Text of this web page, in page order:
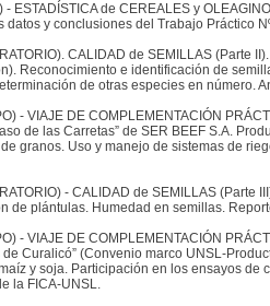
- ESTADÍSTICA de CEREALES y
y conclusiones del Trabajo Práctico
CALIDAD de SEMILLAS (Parte
Reconocimiento e identificación de
de otras especies en número.
- VIAJE DE COMPLEMENTACIÓN
de las Carretas” de SER BEEF S.A.
granos. Uso y manejo de sistemas de
- CALIDAD de SEMILLAS
de plántulas. Humedad en semillas.
- VIAJE DE COMPLEMENTACIÓN
Curalicó” (Convenio marco UNSL-
y soja. Participación en los ensayos
la FICA-UNSL.